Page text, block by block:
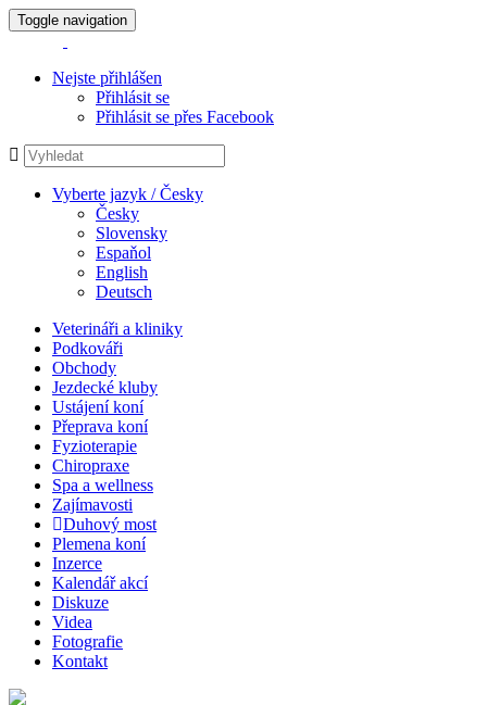
Toggle navigation
Nejste přihlášen
Přihlásit se
Přihlásit se přes Facebook
Vyberte jazyk / Česky
Česky
Slovensky
Espaňol
English
Deutsch
Veterináři a kliniky
Podkováři
Obchody
Jezdecké kluby
Ustájení koní
Přeprava koní
Fyzioterapie
Chiropraxe
Spa a wellness
Zajímavosti
Duhový most
Plemena koní
Inzerce
Kalendář akcí
Diskuze
Videa
Fotografie
Kontakt